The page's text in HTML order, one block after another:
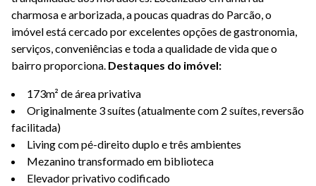
charmosa e arborizada, a poucas quadras do Parcão, o
imóvel está cercado por excelentes opções de gastronomia,
serviços, conveniências e toda a qualidade de vida que o
bairro proporciona. Destaques do imóvel:
173m² de área privativa
Originalmente 3 suítes (atualmente com 2 suítes, reversão
facilitada)
Living com pé-direito duplo e três ambientes
Mezanino transformado em biblioteca
Elevador privativo codificado